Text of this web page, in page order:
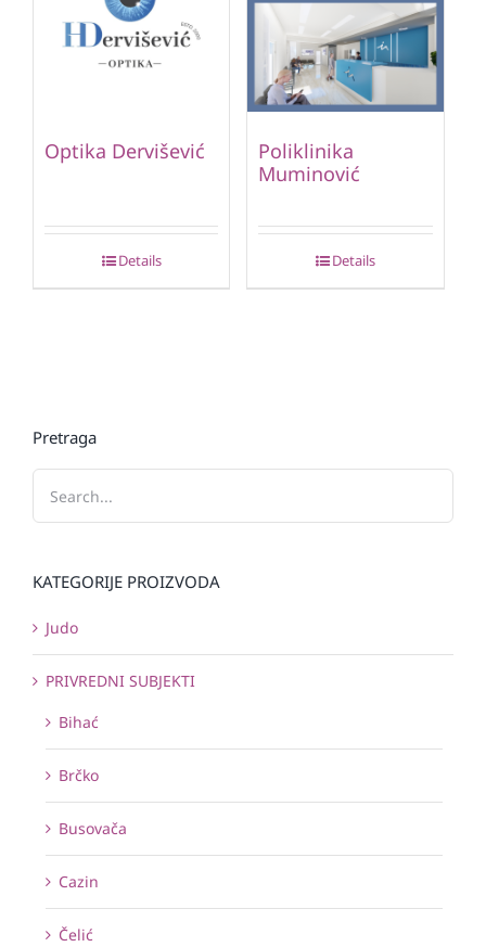
Optika Dervišević
Details
Poliklinika
Muminović
Details
Pretraga
KATEGORIJE PROIZVODA
Judo
PRIVREDNI SUBJEKTI
Bihać
Brčko
Busovača
Cazin
Čelić